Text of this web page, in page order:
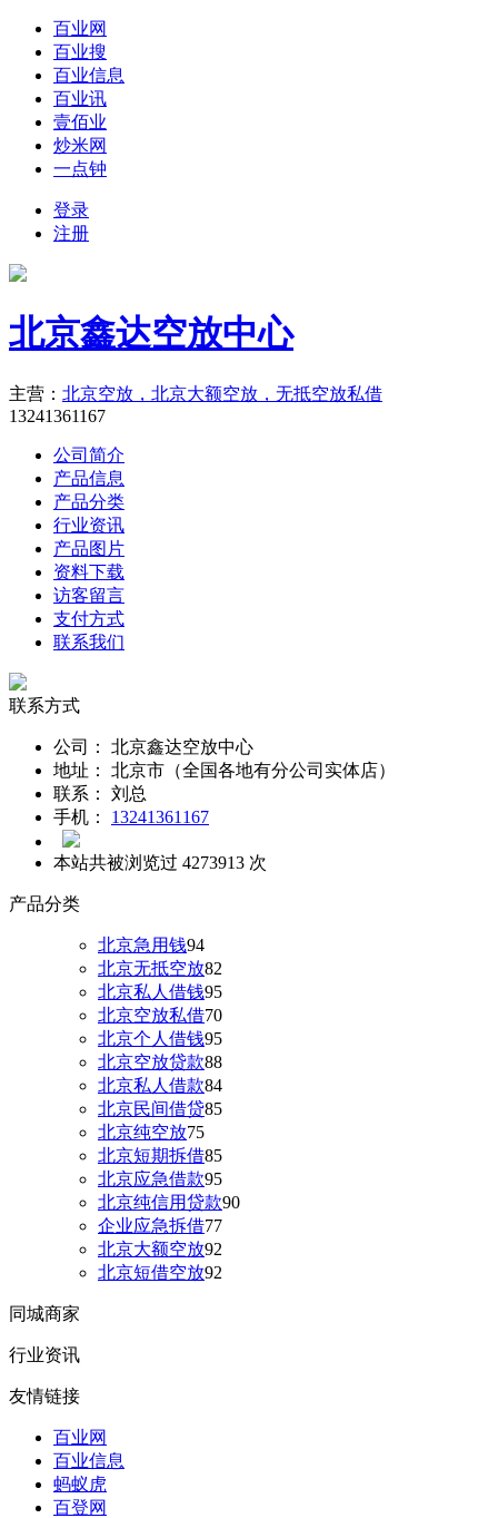
百业网
百业搜
百业信息
百业讯
壹佰业
炒米网
一点钟
登录
注册
北京鑫达空放中心
主营： 北京空放，北京大额空放，无抵空放私借
13241361167
公司简介
产品信息
产品分类
行业资讯
产品图片
资料下载
访客留言
支付方式
联系我们
联系方式
公司：
北京鑫达空放中心
地址：
北京市（全国各地有分公司实体店）
联系：
刘总
手机：
13241361167
本站共被浏览过 4273913 次
产品分类
北京急用钱94
北京无抵空放82
北京私人借钱95
北京空放私借70
北京个人借钱95
北京空放贷款88
北京私人借款84
北京民间借贷85
北京纯空放75
北京短期拆借85
北京应急借款95
北京纯信用贷款90
企业应急拆借77
北京大额空放92
北京短借空放92
同城商家
行业资讯
友情链接
百业网
百业信息
蚂蚁虎
百登网